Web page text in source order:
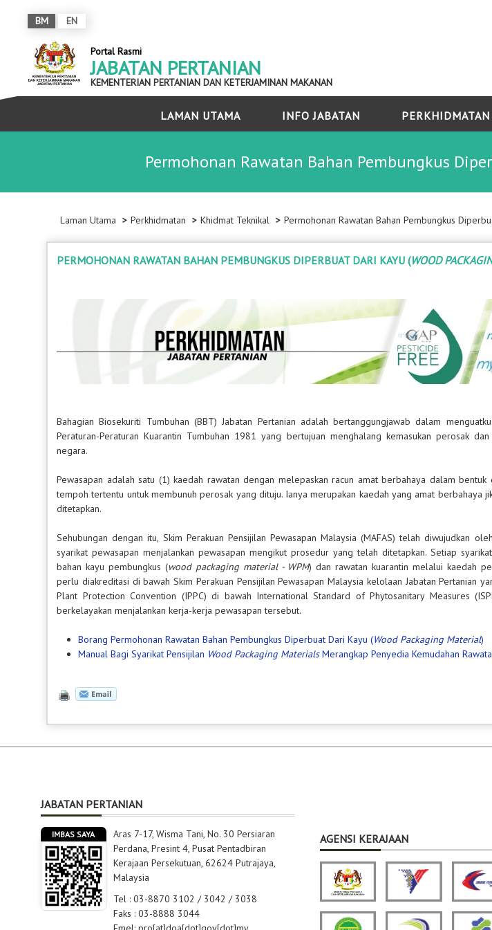
BM EN
Portal Rasmi
JABATAN PERTANIAN
KEMENTERIAN PERTANIAN DAN KETERJAMINAN MAKANAN
LAMAN UTAMA INFO JABATAN PERKHIDMATAN
Permohonan Rawatan Bahan Pembungkus
Laman Utama Perkhidmatan Khidmat Teknikal Permohonan Rawatan Bahan Pembungkus
PERMOHONAN RAWATAN BAHAN PEMBUNGKUS DIPERBUAT DARI KAYU (WOOD
Bahagian Biosekuriti Tumbuhan (BBT) Jabatan Pertanian adalah bertanggungjawab dalam
Peraturan-Peraturan Kuarantin Tumbuhan 1981 yang bertujuan menghalang kemasukan perosak
negara.
Pewasapan adalah satu (1) kaedah rawatan dengan melepaskan racun amat berbahaya dalam
tempoh tertentu untuk membunuh perosak yang dituju. Ianya merupakan kaedah yang amat berbahaya
ditetapkan.
Sehubungan dengan itu, Skim Perakuan Pensijilan Pewasapan Malaysia (MAFAS) telah diwujudkan
syarikat pewasapan menjalankan pewasapan mengikut prosedur yang telah ditetapkan. Setiap
bahan kayu pembungkus (wood packaging material - WPM) dan rawatan kuarantin melalui kaedah
perlu diakreditasi di bawah Skim Perakuan Pensijilan Pewasapan Malaysia kelolaan Jabatan Pertanian
Plant Protection Convention (IPPC) di bawah International Standard of Phytosanitary Measures
berkelayakan menjalankan kerja-kerja pewasapan tersebut.
Borang Permohonan Rawatan Bahan Pembungkus Diperbuat Dari Kayu (Wood Packaging Material)
Manual Bagi Syarikat Pensijilan Wood Packaging MaterialsMerangkap Penyedia Kemudahan
JABATAN PERTANIAN
IMBAS SAYA
Aras 7-17, Wisma Tani, No. 30 Persiaran
Perdana, Presint 4, Pusat Pentadbiran
Kerajaan Persekutuan, 62624 Putrajaya,
Malaysia
Tel : 03-8870 3102 / 3042 / 3038
Faks : 03-8888 3044
AGENSI KERAJAAN